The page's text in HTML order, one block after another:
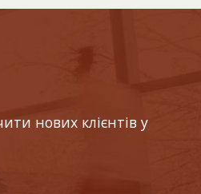
нових клієнтів у